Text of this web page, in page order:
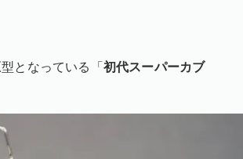
となっている「 初代スーパーカブ